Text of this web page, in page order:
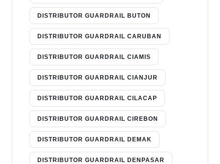
DISTRIBUTOR GUARDRAIL BUTON
DISTRIBUTOR GUARDRAIL CARUBAN
DISTRIBUTOR GUARDRAIL CIAMIS
DISTRIBUTOR GUARDRAIL CIANJUR
DISTRIBUTOR GUARDRAIL CILACAP
DISTRIBUTOR GUARDRAIL CIREBON
DISTRIBUTOR GUARDRAIL DEMAK
DISTRIBUTOR GUARDRAIL DENPASAR